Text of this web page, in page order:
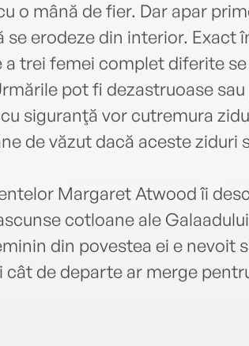
o mână de fier. Dar apar
se erodeze din interior. Exact
a trei femei complet diferite
pot fi dezastruoase sau
siguranţă vor cutremura
de văzut dacă aceste ziduri
Margaret Atwood îi
cotloane ale
din povestea ei e nevoit
cât de departe ar merge